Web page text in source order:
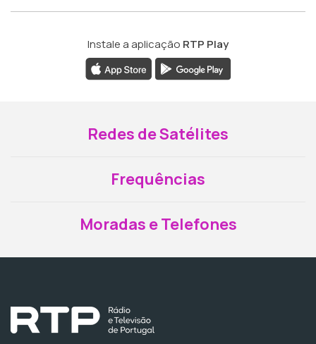
Instale a aplicação RTP Play
Redes de Satélites
Frequências
Moradas e Telefones